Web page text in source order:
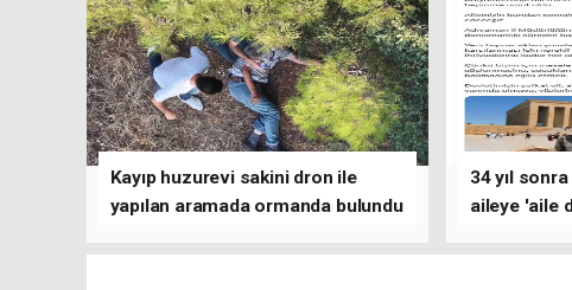
Kayıp huzurevi sakini dron ile
yapılan aramada ormanda bulundu
34 yıl
aileye 'aile